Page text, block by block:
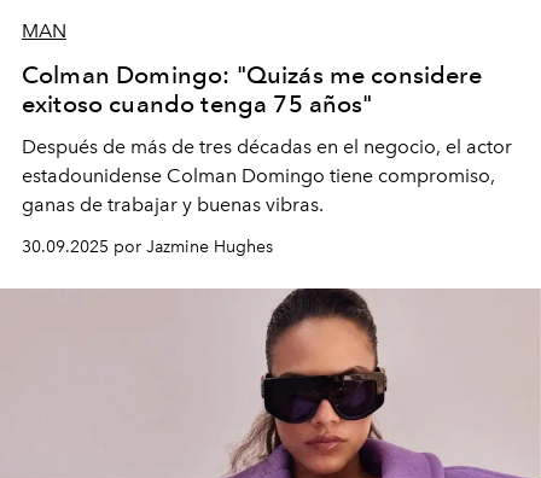
MAN
Colman Domingo: "Quizás me considere
exitoso cuando tenga 75 años"
Después de más de tres décadas en el negocio, el actor
estadounidense Colman Domingo tiene compromiso,
ganas de trabajar y buenas vibras.
30.09.2025 por Jazmine Hughes